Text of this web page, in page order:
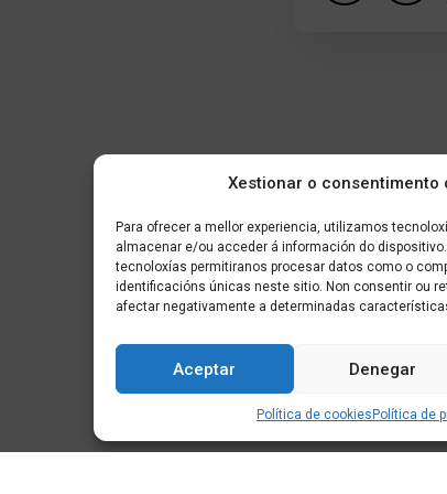
Xestionar o consentimento
Para ofrecer a mellor experiencia, utilizamos
almacenar e/ou acceder á información do
tecnoloxías permitiranos procesar datos como o
identificacións únicas neste sitio. Non consentir ou
afectar negativamente a determinadas
Aceptar Denegar
Política de cookies Política de